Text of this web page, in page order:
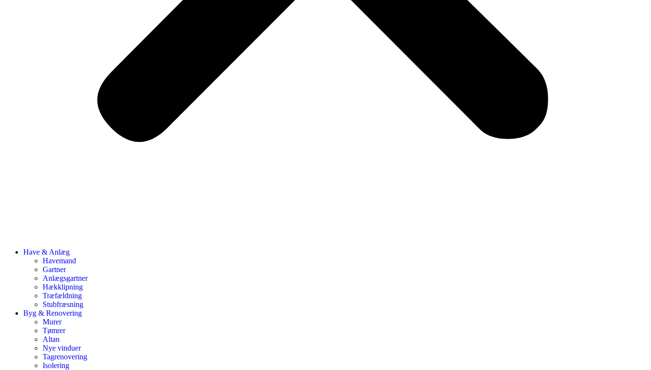
Have & Anlæg
Havemand
Gartner
Anlægsgartner
Hækklipning
Træfældning
Stubfræsning
Byg & Renovering
Murer
Tømrer
Altan
Nye vinduer
Tagrenovering
Isolering